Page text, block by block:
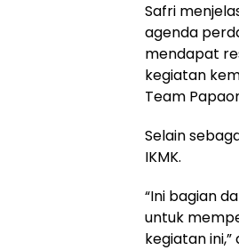
Safri
agenda
mendapat
kegiatan
Team
Selain
IKMK.
“Ini bagian
untuk
kegiatan ini,”